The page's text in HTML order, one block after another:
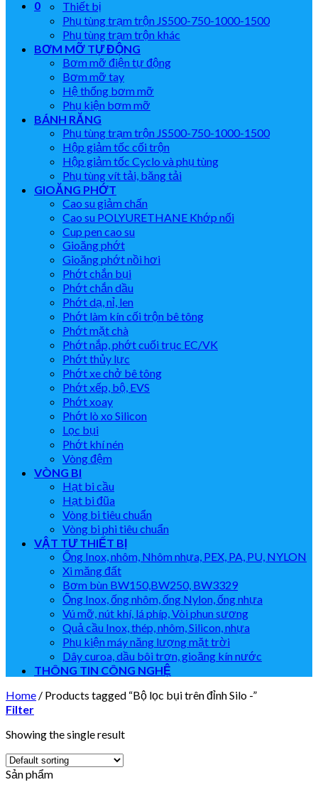
0
Thiết bị
Phụ tùng trạm trộn JS500-750-1000-1500
Phụ tùng trạm trộn khác
BƠM MỠ TỰ ĐỘNG
Bơm mỡ điện tự động
Bơm mỡ tay
Hệ thống bơm mỡ
Phụ kiện bơm mỡ
BÁNH RĂNG
Phụ tùng trạm trộn JS500-750-1000-1500
Hộp giảm tốc cối trộn
Hộp giảm tốc Cyclo và phụ tùng
Phụ tùng vít tải, băng tải
GIOĂNG PHỚT
Cao su giảm chấn
Cao su POLYURETHANE Khớp nối
Cup pen cao su
Gioăng phớt
Gioăng phớt nồi hơi
Phớt chắn bụi
Phớt chắn dầu
Phớt dạ, nỉ, len
Phớt làm kín cối trộn bê tông
Phớt mặt chà
Phớt nắp, phớt cuối trục EC/VK
Phớt thủy lực
Phớt xe chở bê tông
Phớt xếp, bộ, EVS
Phớt xoay
Phớt lò xo Silicon
Lọc bụi
Phớt khí nén
Vòng đệm
VÒNG BI
Hạt bi cầu
Hạt bi đũa
Vòng bi tiêu chuẩn
Vòng bi phi tiêu chuẩn
VẬT TƯ THIẾT BỊ
Ống Inox, nhôm, Nhôm nhựa, PEX, PA, PU, NYLON
Xi măng đất
Bơm bùn BW150,BW250, BW3329
Ống Inox, ống nhôm, ống Nylon, ống nhựa
Vú mỡ, nút khí, lá phíp, Vòi phun sương
Quả cầu Inox, thép, nhôm, Silicon, nhựa
Phụ kiện máy năng lượng mặt trời
Dây curoa, dầu bôi trơn, gioăng kín nước
THÔNG TIN CÔNG NGHỆ
Home / Products tagged “Bộ lọc bụi trên đỉnh Silo -”
Filter
Showing the single result
Sản phẩm